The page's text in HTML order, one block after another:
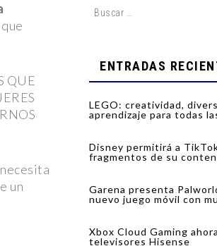
QUE
un
ENTRADAS
LEGO: creatividad,
aprendizaje para todas
Disney permitirá a
fragmentos de su
Garena presenta
nuevo juego móvil con
Xbox Cloud Gaming
televisores Hisense